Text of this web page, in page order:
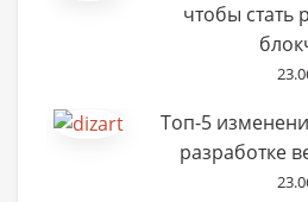
чтобы стать
Топ-5
разработке